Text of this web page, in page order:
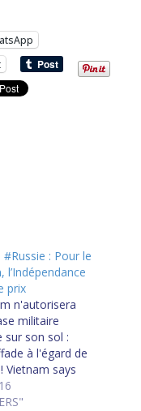
: Pour le
l’Indépendance
prix
n'autorisera
militaire
sur son sol :
à l'égard de
Vietnam says
military base